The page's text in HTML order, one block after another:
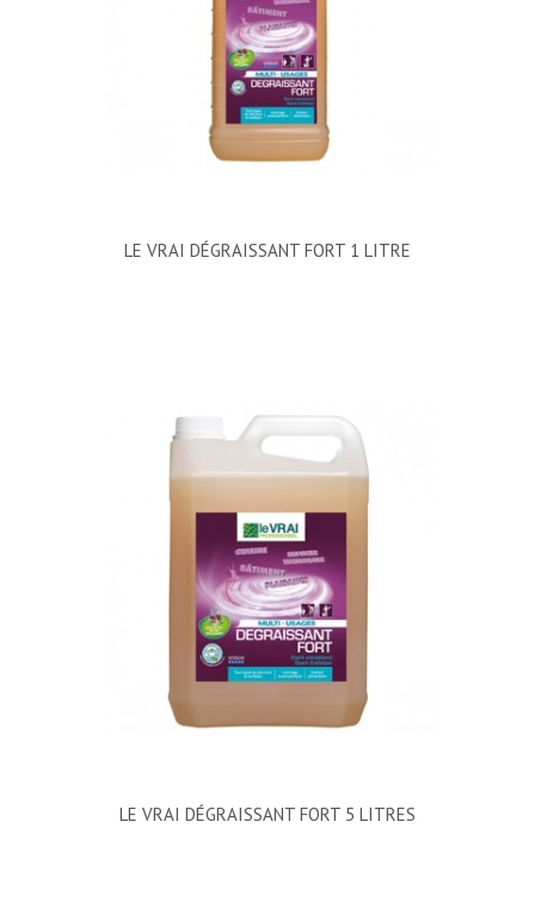
LE VRAI DÉGRAISSANT FORT 1 LITRE
LE VRAI DÉGRAISSANT FORT 5 LITRES